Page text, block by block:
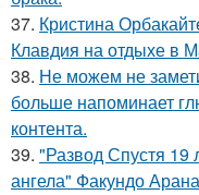
37. Кристина
Клавдия на отдыхе в
38. Не можем не
больше напоминает
контента.
39. "Развод Спустя 19
ангела" Факундо